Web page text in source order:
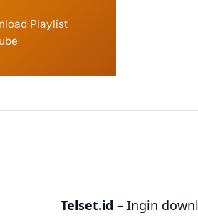
Playlist
Telset.id – Ingin